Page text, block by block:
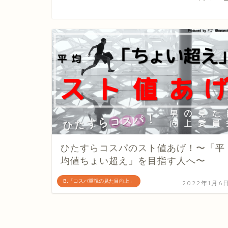
B.「コスパ重視の見た目向上」
ひたすらコスパのスト値あげ！〜「平
均値ちょい超え」を目指す人へ〜
2022年1月6